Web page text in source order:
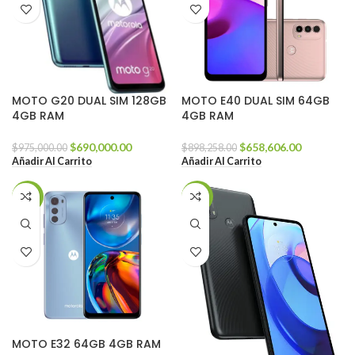
MOTO G20 DUAL SIM 128GB
4GB RAM
$975,000.00 $690,000.00
Añadir Al Carrito
MOTO E40 DUAL SIM 64GB
4GB RAM
$898,258.00 $658,606.00
Añadir Al Carrito
-30%
MOTO E32 64GB 4GB RAM
-28%